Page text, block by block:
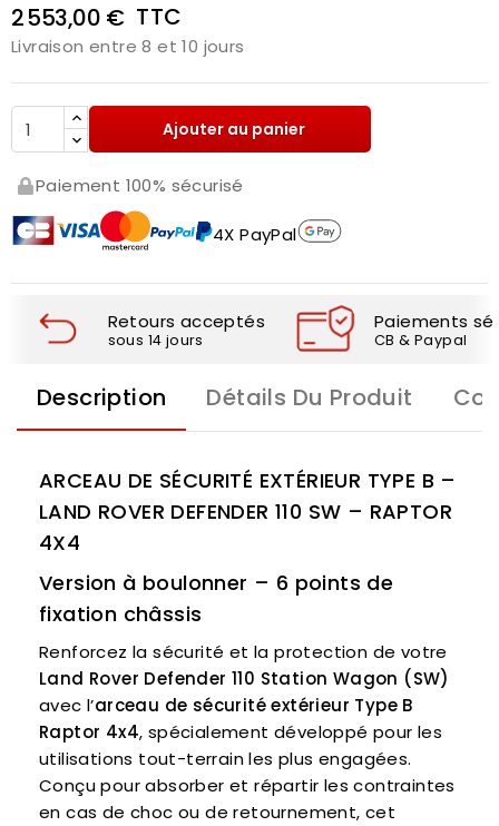
2 553,00 € TTC
Livraison entre 8 et 10 jours
Ajouter au panier
Paiement 100% sécurisé
4X PayPal
Retours acceptés
sous 14 jours
Paiements
CB & Paypal
Description Détails Du Produit
ARCEAU DE SÉCURITÉ EXTÉRIEUR TYPE B –
LAND ROVER DEFENDER 110 SW – RAPTOR
4X4
Version à boulonner – 6 points de
fixation châssis
Renforcez la sécurité et la protection de votre
Land Rover Defender 110 Station Wagon (SW)
avec l’arceau de sécurité extérieur Type B
Raptor 4x4, spécialement développé pour les
utilisations tout-terrain les plus engagées.
Conçu pour absorber et répartir les contraintes
en cas de choc ou de retournement, cet